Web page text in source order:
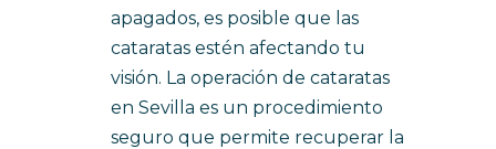
apagados, es posible que las
cataratas estén afectando tu
visión. La operación de cataratas
en Sevilla es un procedimiento
seguro que permite recuperar la